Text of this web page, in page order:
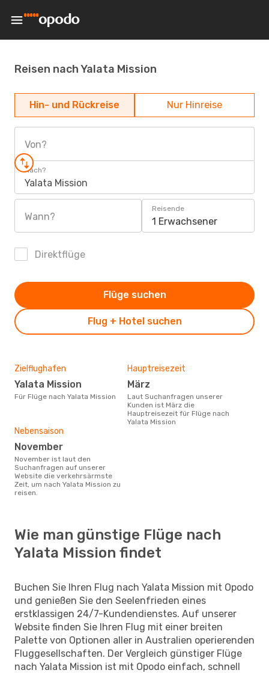
Reisen nach Yalata Mission
Hin- und Rückreise Nur Hinreise
Von?
Nach?
Yalata Mission
Wann?
Reisende
1 Erwachsener
Direktflüge
Flug + Hotel suchen
Flüge suchen
Zielflughafen
Yalata Mission
Für Flüge nach Yalata Mission
Hauptreisezeit
März
Laut Suchanfragen unserer
Kunden ist März die
Hauptreisezeit für Flüge nach
Yalata Mission
Nebensaison
November
November ist laut den
Suchanfragen auf unserer
Website die verkehrsärmste
Zeit, um nach Yalata Mission zu
reisen.
Wie man günstige Flüge nach
Yalata Mission findet
Buchen Sie Ihren Flug nach Yalata Mission mit Opodo
und genießen Sie den Seelenfrieden eines
erstklassigen 24/7-Kundendienstes. Auf unserer
Website finden Sie Ihren Flug mit einer breiten
Palette von Optionen aller in Australien operierenden
Fluggesellschaften. Der Vergleich günstiger Flüge
nach Yalata Mission ist mit Opodo einfach, schnell